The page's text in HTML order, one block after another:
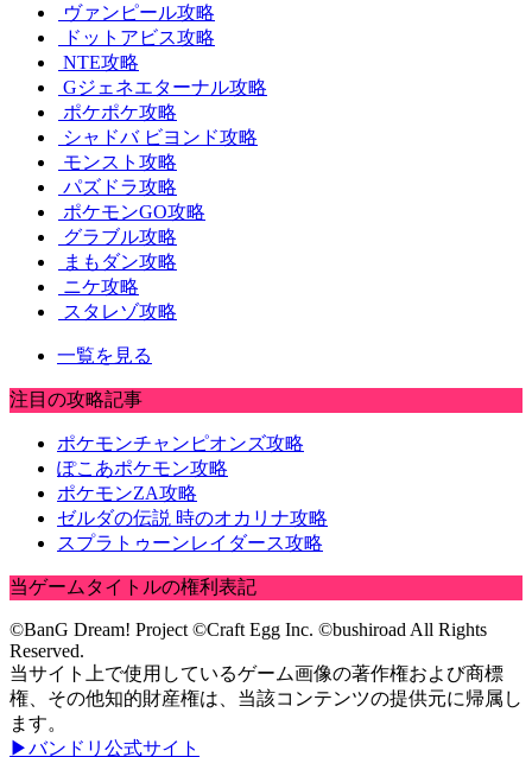
ヴァンピール攻略
ドットアビス攻略
NTE攻略
Gジェネエターナル攻略
ポケポケ攻略
シャドバ ビヨンド攻略
モンスト攻略
パズドラ攻略
ポケモンGO攻略
グラブル攻略
まもダン攻略
ニケ攻略
スタレゾ攻略
一覧を見る
注目の攻略記事
ポケモンチャンピオンズ攻略
ぽこあポケモン攻略
ポケモンZA攻略
ゼルダの伝説 時のオカリナ攻略
スプラトゥーンレイダース攻略
当ゲームタイトルの権利表記
©BanG Dream! Project ©Craft Egg Inc. ©bushiroad All Rights
Reserved.
当サイト上で使用しているゲーム画像の著作権および商標
権、その他知的財産権は、当該コンテンツの提供元に帰属し
ます。
▶バンドリ公式サイト